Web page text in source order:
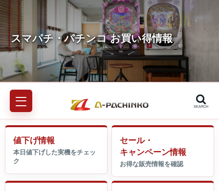
SEARCH
値下げ情報
セール・
キャンペーン情報